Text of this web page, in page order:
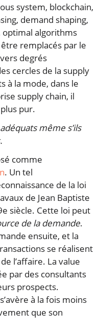
system, blockchain,
demand shaping,
optimal algorithms
remplacés par le
degrés
cercles de la supply
à la mode, dans le
supply chain, il
pur.
même s’ils
comme
. Un tel
de la loi
de Jean Baptiste
siècle. Cette loi peut
de la demande.
ensuite, et la
se réalisent
l’affaire. La value
par des consultants
prospects.
à la fois moins
que son